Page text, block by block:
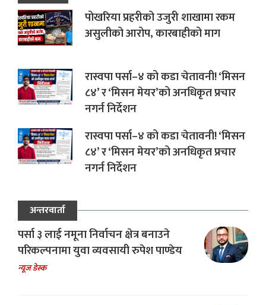
पोखरिया प्रहरीको उजुरी शाखामा रकम
असुलीको आरोप, कारबाहीको माग
रास्वपा पर्सा–४ को कडा चेतावनी! ‘मिसन
८४’ र ‘मिसन मेयर’को अनधिकृत प्रचार
नगर्न निर्देशन
रास्वपा पर्सा–४ को कडा चेतावनी! ‘मिसन
८४’ र ‘मिसन मेयर’को अनधिकृत प्रचार
नगर्न निर्देशन
अन्तरवार्ता
पर्सा ३ लाई नमूना निर्वाचन क्षेत्र बनाउने
परिकल्पनामा युवा व्यवसायी रुपेश पाण्डेय
न्यूज डेस्क